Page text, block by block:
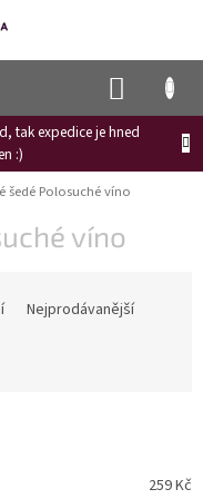
tak expedice je hned
:)
šedé Polosuché víno
víno
Nejprodávanější
259Kč